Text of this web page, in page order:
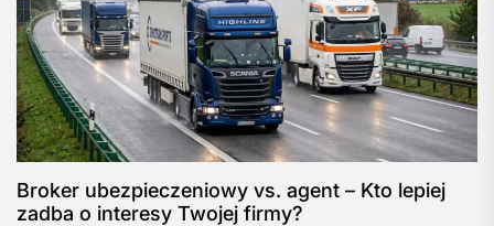
Broker ubezpieczeniowy vs. agent – Kto lepiej
zadba o interesy Twojej firmy?